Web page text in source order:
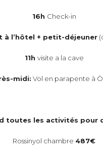
16h Check-in
à l’hôtel + petit-déjeuner
11h visite a la cave
midi: Vol en parapente à
toutes les activités pour
Rossinyol chambre 487€